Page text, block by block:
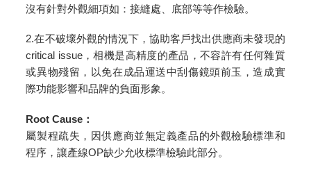
沒有針對外觀細項如：接縫處、底部等等作檢驗。
2.在不破壞外觀的情況下，協助客戶找出供應商未發現的
critical issue，相機是高精度的產品，不容許有任何雜質
或異物殘留，以免在成品運送中刮傷鏡頭前玉，造成實
際功能影響和品牌的負面形象。
Root Cause ：
屬製程疏失，因供應商並無定義產品的外觀檢驗標準和
程序，讓產線OP缺少允收標準檢驗此部分。